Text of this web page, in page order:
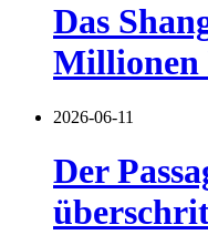
Das
Millionen
2026-06-11
Der